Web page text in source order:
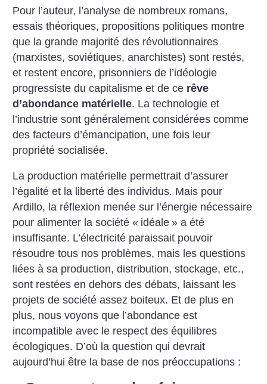
Pour l’auteur, l’analyse de nombreux romans,
essais théoriques, propositions politiques montre
que la grande majorité des révolutionnaires
(marxistes, soviétiques, anarchistes) sont restés,
et restent encore, prisonniers de l’idéologie
progressiste du capitalisme et de ce rêve
d’abondance matérielle. La technologie et
l’industrie sont généralement considérées comme
des facteurs d’émancipation, une fois leur
propriété socialisée.
La production matérielle permettrait d’assurer
l’égalité et la liberté des individus. Mais pour
Ardillo, la réflexion menée sur l’énergie nécessaire
pour alimenter la société « idéale » a été
insuffisante. L’électricité paraissait pouvoir
résoudre tous nos problèmes, mais les questions
liées à sa production, distribution, stockage, etc.,
sont restées en dehors des débats, laissant les
projets de société assez boiteux. Et de plus en
plus, nous voyons que l’abondance est
incompatible avec le respect des équilibres
écologiques. D’où la question qui devrait
aujourd’hui être la base de nos préoccupations :